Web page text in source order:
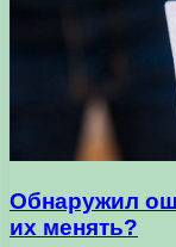
Обнаружил
их менять?